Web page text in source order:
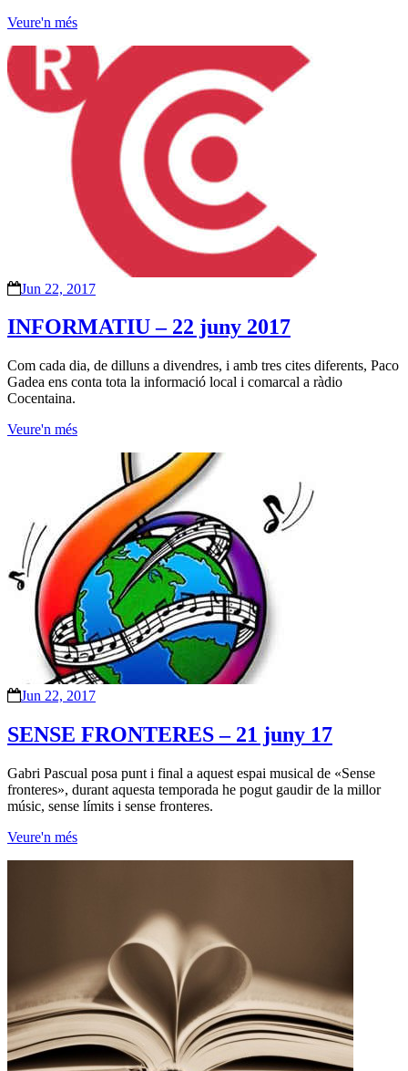
Veure'n més
Jun 22, 2017
INFORMATIU – 22 juny 2017
Com cada dia, de dilluns a divendres, i amb tres cites diferents, Paco
Gadea ens conta tota la informació local i comarcal a ràdio
Cocentaina.
Veure'n més
Jun 22, 2017
SENSE FRONTERES – 21 juny 17
Gabri Pascual posa punt i final a aquest espai musical de «Sense
fronteres», durant aquesta temporada he pogut gaudir de la millor
músic, sense límits i sense fronteres.
Veure'n més